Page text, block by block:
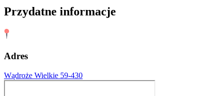
Przydatne informacje
Adres
Wądroże Wielkie 59-430